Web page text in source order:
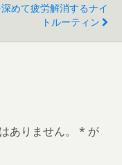
めて疲労解消するナイ
トルーティン
ありません。 * が